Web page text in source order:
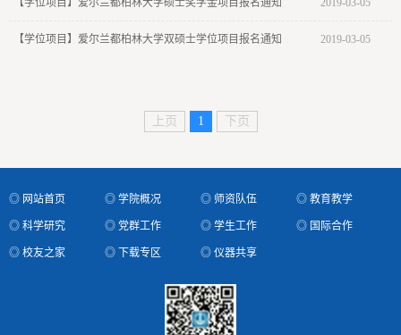
2019-03-05
【学位项目】爱尔兰都柏林大学双硕士学位项目报名通知
上页 1 下页
◎ 网站首页 ◎ 学院概况 ◎ 师资队伍 ◎ 教育教学
◎ 科学研究 ◎ 党群工作 ◎ 学生工作 ◎ 国际合作
◎ 校友之家 ◎ 下载专区 ◎ 仪器共享